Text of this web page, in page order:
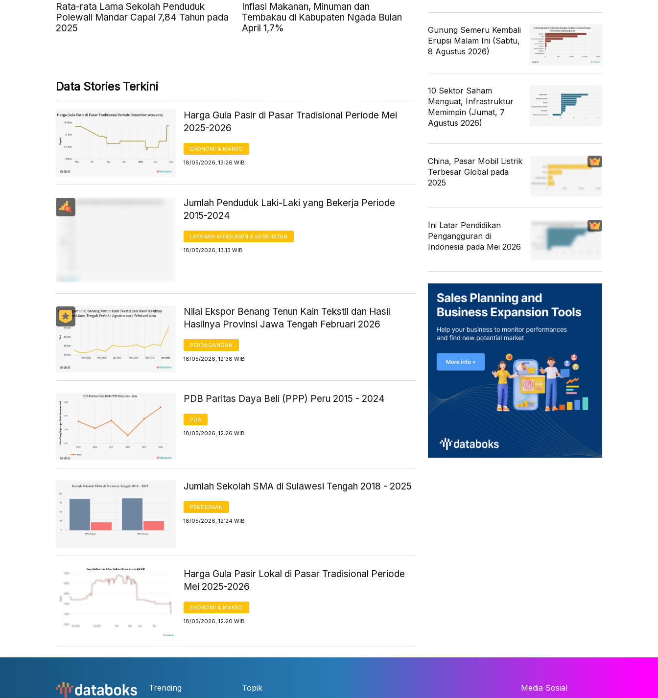
Rata-rata Lama Sekolah Penduduk
Polewali Mandar Capai 7,84 Tahun pada
2025
Inflasi Makanan, Minuman dan
Tembakau di Kabupaten Ngada Bulan
April 1,7%
Data Stories Terkini
Harga Gula Pasir di Pasar Tradisional Periode Mei
2025-2026
EKONOMI & MAKRO
18/05/2026, 13:26 WIB
Jumlah Penduduk Laki-Laki yang Bekerja Periode
2015-2024
LAYANAN KONSUMEN & KESEHATAN
18/05/2026, 13:13 WIB
Nilai Ekspor Benang Tenun Kain Tekstil dan Hasil
Hasilnya Provinsi Jawa Tengah Februari 2026
PERDAGANGAN
18/05/2026, 12:38 WIB
PDB Paritas Daya Beli (PPP) Peru 2015 - 2024
PDB
18/05/2026, 12:26 WIB
Jumlah Sekolah SMA di Sulawesi Tengah 2018 - 2025
PENDIDIKAN
18/05/2026, 12:24 WIB
Harga Gula Pasir Lokal di Pasar Tradisional Periode
Mei 2025-2026
EKONOMI & MAKRO
18/05/2026, 12:20 WIB
Gunung Semeru Kembali
Erupsi Malam Ini (Sabtu,
8 Agustus 2026)
10 Sektor Saham
Menguat, Infrastruktur
Memimpin (Jumat, 7
Agustus 2026)
China, Pasar Mobil Listrik
Terbesar Global pada
2025
Ini Latar Pendidikan
Pengangguran di
Indonesia pada Mei 2026
Trending Topik Media Sosial